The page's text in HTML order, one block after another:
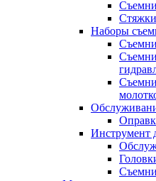
Наборы
Инструмент